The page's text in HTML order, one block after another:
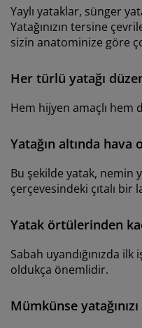
Yaylı yataklar, sünger
Yatağınızın tersine
sizin anatominize göre
Her türlü yatağı
Hem hijyen amaçlı hem
Yatağın altında hava
Bu şekilde yatak, nemin
çerçevesindeki çıtalı
Yatak örtülerinden
Sabah uyandığınızda
oldukça önemlidir.
Mümkünse